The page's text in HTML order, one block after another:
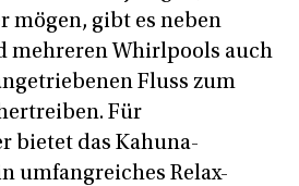
mögen, gibt es neben
mehreren Whirlpools auch
Fluss zum
Für
bietet das Kahuna-
umfangreiches Relax-